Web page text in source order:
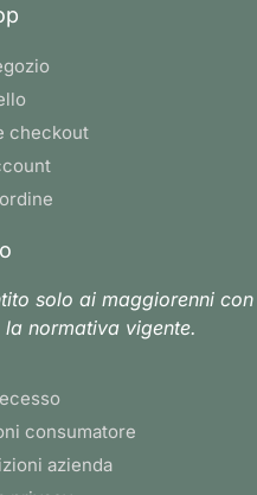
checkout
solo ai maggiorenni con
normativa vigente.
consumatore
azienda